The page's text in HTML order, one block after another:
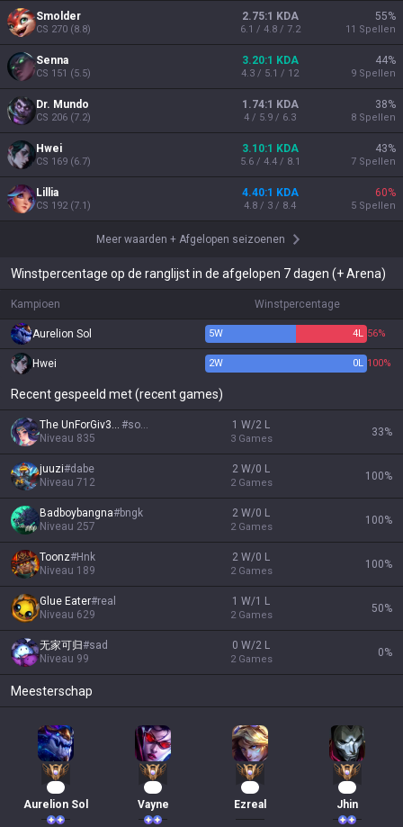
Smolder
CS 270 (8.8)
2.75:1 KDA
6.1 / 4.8 / 7.2
55%
11 Spellen
Senna
CS 151 (5.5)
3.20:1 KDA
4.3 / 5.1 / 12
44%
9 Spellen
Dr. Mundo
CS 206 (7.2)
1.74:1 KDA
4 / 5.9 / 6.3
38%
8 Spellen
Hwei
CS 169 (6.7)
3.10:1 KDA
5.6 / 4.4 / 8.1
43%
7 Spellen
Lillia
CS 192(7.1)
4.40:1 KDA
4.8 / 3 / 8.4
60%
5 Spellen
Meer waarden + Afgelopen seizoenen
Winstpercentage op de ranglijst in de afgelopen 7 dagen (+ Arena)
Kampioen Winstpercentage
Aurelion Sol 5W 4L 56%
Hwei 2W 0L 100%
Recent gespeeld met (recent games)
The UnForGiv3nS #sohai
Niveau 835
1 W/2 L
3 Games
33%
juuzi#dabe
Niveau 712
2 W/0 L
2 Games
100%
Badboybangna#bngk
Niveau 257
2 W/0 L
2 Games
100%
Toonz#Hnk
Niveau 189
2 W/0 L
2 Games
100%
Glue Eater#real
Niveau 629
1 W/1 L
2 Games
50%
无家可归#sad
Niveau 99
0 W/2 L
2 Games
0%
Meesterschap
Aurelion Sol Vayne Ezreal Jhin